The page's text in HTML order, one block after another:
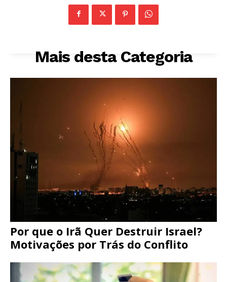
Mais desta Categoria
Por que o Irã Quer Destruir Israel?
Motivações por Trás do Conflito